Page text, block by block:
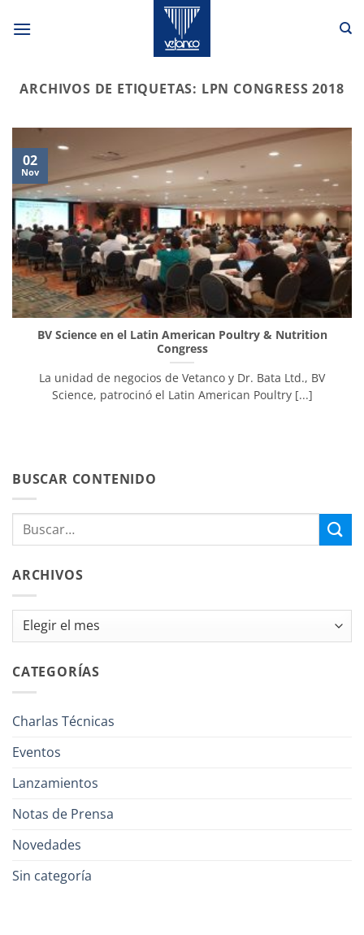
ARCHIVOS DE ETIQUETAS: LPN CONGRESS 2018
BV Science en el Latin American Poultry & Nutrition
Congress
La unidad de negocios de Vetanco y Dr. Bata Ltd., BV
Science, patrocinó el Latin American Poultry [...]
02
Nov
BUSCAR CONTENIDO
ARCHIVOS
Archivos
CATEGORÍAS
Charlas Técnicas
Eventos
Lanzamientos
Notas de Prensa
Novedades
Sin categoría